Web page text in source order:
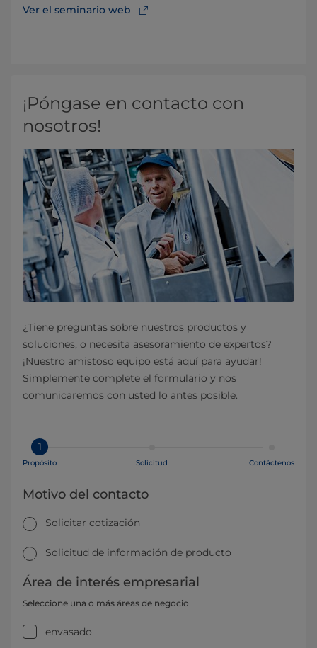
Ver el seminario web
¡Póngase en contacto con
nosotros!
¿Tiene preguntas sobre nuestros productos y
soluciones, o necesita asesoramiento de expertos?
¡Nuestro amistoso equipo está aquí para ayudar!
Simplemente complete el formulario y nos
comunicaremos con usted lo antes posible.
1
Propósito Solicitud Contáctenos
Motivo del contacto
Solicitar cotización
Solicitud de información de producto
Área de interés empresarial
Seleccione una o más áreas de negocio
envasado